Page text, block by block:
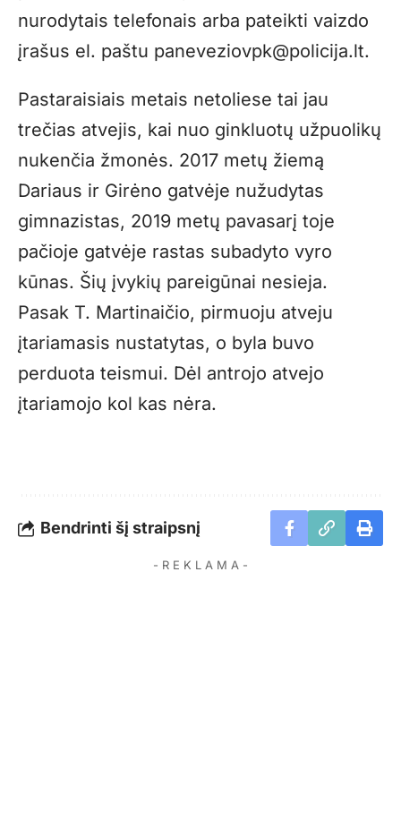
nurodytais telefonais arba pateikti vaizdo
įrašus el. paštu paneveziovpk@policija.lt.
Pastaraisiais metais netoliese tai jau
trečias atvejis, kai nuo ginkluotų užpuolikų
nukenčia žmonės. 2017 metų žiemą
Dariaus ir Girėno gatvėje nužudytas
gimnazistas, 2019 metų pavasarį toje
pačioje gatvėje rastas subadyto vyro
kūnas. Šių įvykių pareigūnai nesieja.
Pasak T. Martinaičio, pirmuoju atveju
įtariamasis nustatytas, o byla buvo
perduota teismui. Dėl antrojo atvejo
įtariamojo kol kas nėra.
Bendrinti šį straipsnį
- R E K L A M A -